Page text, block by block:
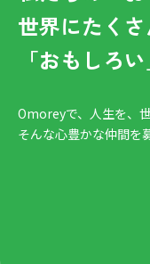
世界にたく
「おもしろ
Omoreyで、人生を、
そんな心豊かな仲間を